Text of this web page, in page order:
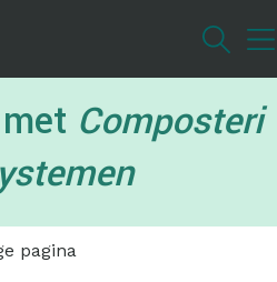
inhoudComposteri
pagina